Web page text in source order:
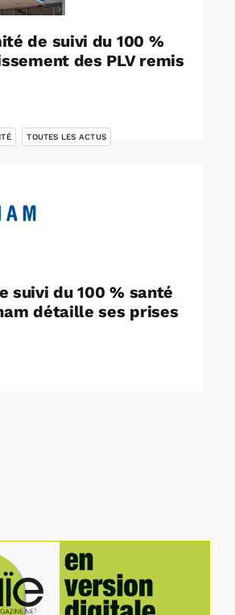
de suivi du 100 %
des PLV remis
TOUTES LES ACTUS
suivi du 100 % santé
détaille ses prises